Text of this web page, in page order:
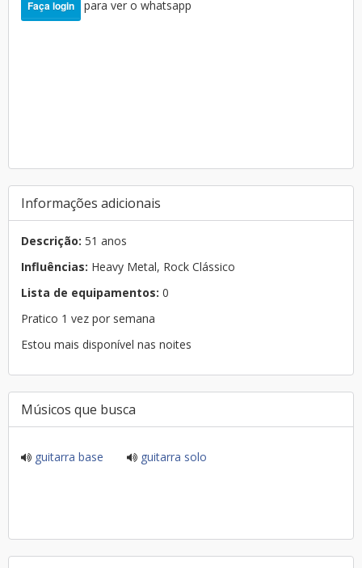
Faça login para ver o whatsapp
Informações adicionais
Descrição: 51 anos
Influências: Heavy Metal, Rock Clássico
Lista de equipamentos: 0
Pratico 1 vez por semana
Estou mais disponível nas noites
Músicos que busca
guitarra base guitarra solo